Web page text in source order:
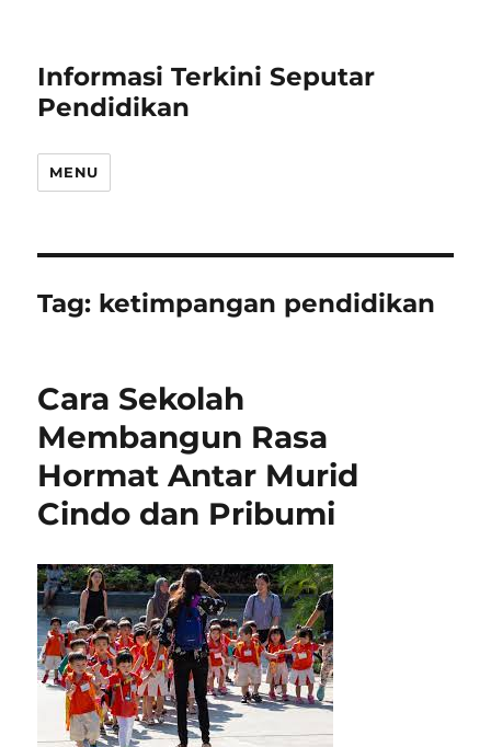
Informasi Terkini Seputar
Pendidikan
MENU
Tag: ketimpangan pendidikan
Cara Sekolah
Membangun Rasa
Hormat Antar Murid
Cindo dan Pribumi